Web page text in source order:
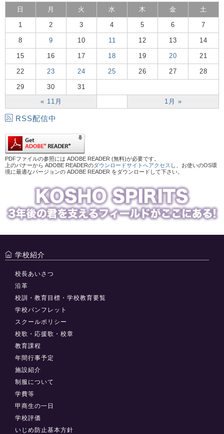
日 月 火 水 木 金 土
« 11月 1月 »
1 2 3 4 5 6 7
8 9 10 11 12 13 14
15 16 17 18 19 20 21
22 23 24 25 26 27 28
29 30 31
RSS配信中
PDFファイルの参照には ADOBE READER (無料)が必要です。
上のバナーから ADOBE READERのダウンロードサイトへアクセス し、お使いのOS環
境に最適なバージョンの ADOBE READER をダウンロードして下さい。
学校紹介
校長あいさつ
沿革
校訓・教育目標・学校教育要覧
学校パンフレット
スクールポリシー
校歌・応援歌・校章
教育課程
年間行事予定
施設紹介
制服について
学費等
甲商生の一日
学校評価
いじめ防止基本方針